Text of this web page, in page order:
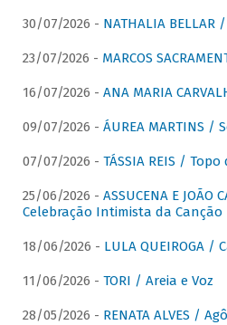
30/07/2026 - NATHALIA
23/07/2026 - MARCOS
16/07/2026 - ANA MARIA
09/07/2026 - ÁUREA MARTINS /
07/07/2026 - TÁSSIA REIS /
25/06/2026 - ASSUCENA E JOÃO
Celebração Intimista da Canção
18/06/2026 - LULA QUEIROGA /
11/06/2026 - TORI / Areia e Voz
28/05/2026 - RENATA ALVES /